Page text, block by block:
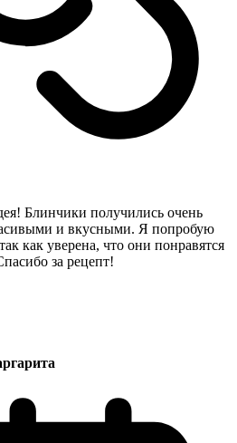
Блинчики получились очень
и вкусными. Я попробую
как уверена, что они понравятся
за рецепт!